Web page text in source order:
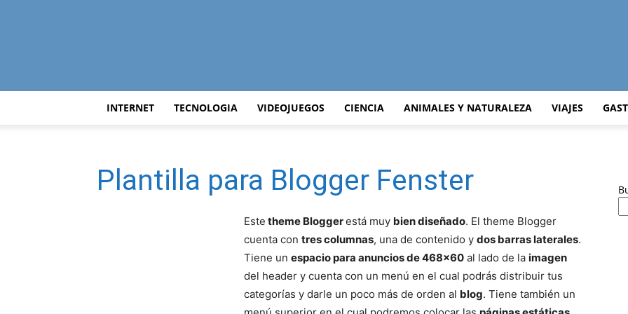
Curiosidades
del
INTERNET TECNOLOGIA VIDEOJUEGOS CIENCIA ANIMALES Y NATURALEZA VIAJES
Plantilla para Blogger Fenster
Este theme Bloggerestá muy bien diseñado. El theme Blogger
cuenta con tres columnas, una de contenido y dos barras laterales.
Tiene un espacio para anuncios de 468×60 al lado de la imagen
del header y cuenta con un menú en el cual podrás distribuir tus
categorías y darle un poco más de orden al blog. Tiene también un